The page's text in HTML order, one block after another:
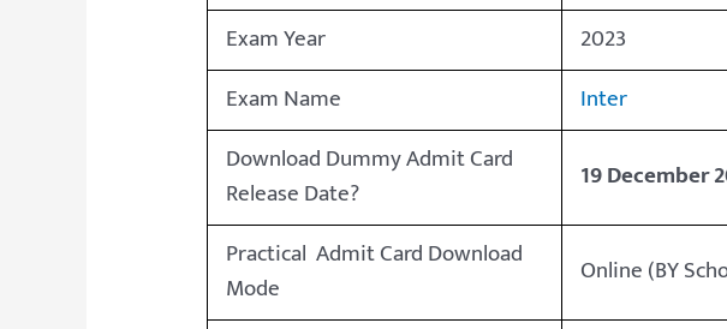
Exam Year
2023
Exam Name
Inter
Download Dummy Admit Card
Release Date?
19 December
Practical Admit Card Download
Mode
Online (BY